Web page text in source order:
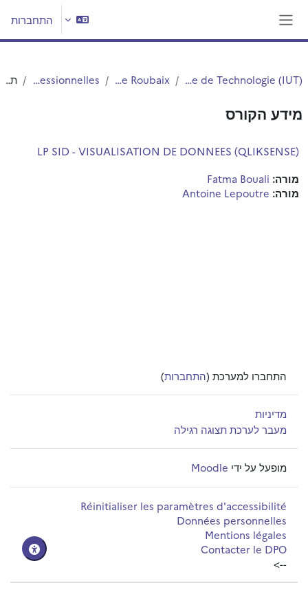
התחברות
Institut Universitaire de Technologie (IUT)
IUT - Site de Roubaix
Licences Professionnelles תקציר
מידע הקורס
LP SID - VISUALISATION DE DONNEES (QLIKSENSE)
מורה: Fatma Bouali
מורה: Antoine Lepoutre
התחברו למערכת (התחברות)
מדיניות
מעבר לערכת תצוגה רגילה
מופעל על ידי Moodle
Réinitialiser les paramètres d'accessibilité
Données personnelles
Mentions légales
Contacter le DPO
-->